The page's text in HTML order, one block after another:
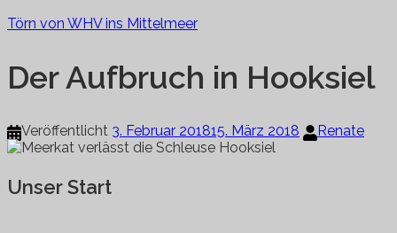
Törn von WHV ins Mittelmeer
Der Aufbruch in Hooksiel
Veröffentlicht 3. Februar 201815. März 2018 Renate
Unser Start